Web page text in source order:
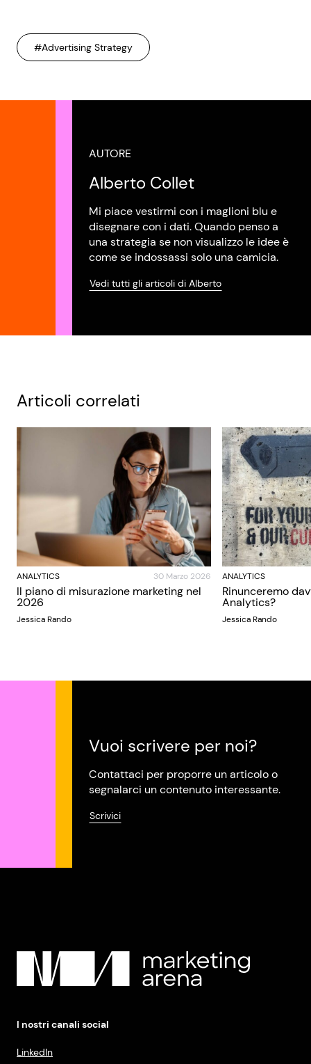
#Advertising Strategy
AUTORE
Alberto Collet
Mi piace vestirmi con i maglioni blu e
disegnare con i dati. Quando penso a
una strategia se non visualizzo le idee è
come se indossassi solo una camicia.
Vedi tutti gli articoli di Alberto
Articoli correlati
ANALYTICS 30 Marzo 2026
Il piano di misurazione marketing nel
2026
Jessica Rando
ANALYTICS
Rinunceremo
Analytics?
Jessica Rando
Vuoi scrivere per noi?
Contattaci per proporre un articolo o
segnalarci un contenuto interessante.
Scrivici
I nostri canali social
LinkedIn